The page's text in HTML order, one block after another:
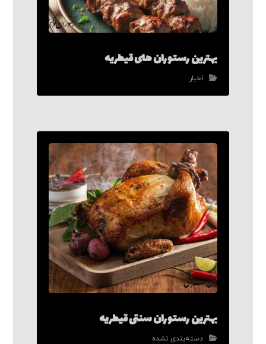
بهترین رستوران های قیطریه
اخبار
بهترین رستوران سنتی قیطریه
دسته‌بندی نشده